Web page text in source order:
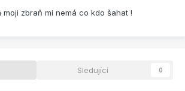
zbraň mi nemá co kdo šahat !
Sledující 0